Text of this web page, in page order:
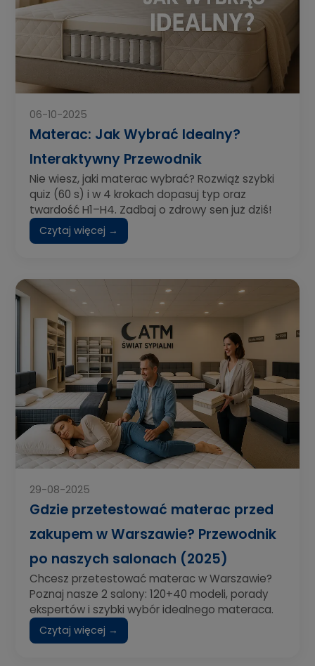
06-10-2025
Materac: Jak Wybrać Idealny?
Interaktywny Przewodnik
Nie wiesz, jaki materac wybrać? Rozwiąż szybki
quiz (60 s) i w 4 krokach dopasuj typ oraz
twardość H1–H4. Zadbaj o zdrowy sen już dziś!
Czytaj więcej →
29-08-2025
Gdzie przetestować materac przed
zakupem w Warszawie? Przewodnik
po naszych salonach (2025)
Chcesz przetestować materac w Warszawie?
Poznaj nasze 2 salony: 120+40 modeli, porady
ekspertów i szybki wybór idealnego materaca.
Czytaj więcej →